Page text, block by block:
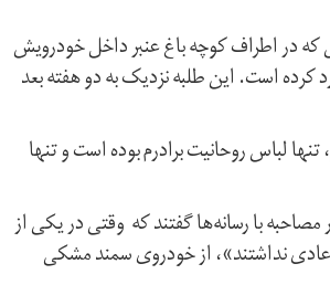
که در اطراف کوچه باغ عنبر داخل خودرویش
کرده است. این طلبه نزدیک به دو هفته بعد
لباس روحانیت برادرم بوده است و تنها
در مصاحبه‌‌ با رسانه‌ها گفتند که وقتی در یکی از
نداشتند»، از خودروی سمند مشکی‌